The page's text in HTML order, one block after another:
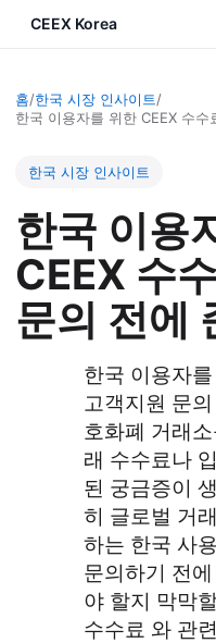
CEEX Korea
홈/한국 시장 인사이트/
한국 이용자를 위한 CEEX 수
한국 시장 인사이트
한국 이용
CEEX 수
문의 전에
한국 이용자
고객지원 문
호화폐 거래
래 수수료나
된 궁금증이
히 글로벌 거
하는 한국 사
문의하기 전
야 할지 막막
수수료 와 관